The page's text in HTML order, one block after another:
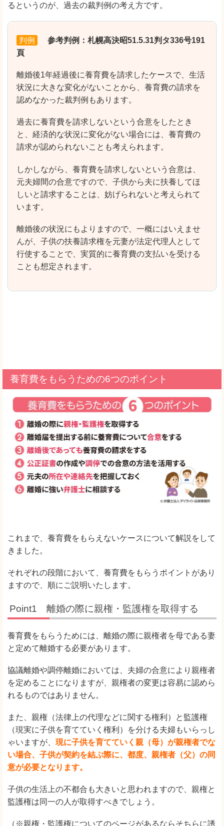
るというのが、過去の裁判例の考え方です。
判例
参考判例：札幌高決昭51.5.31判タ336号191
頁
離婚後1年経過後に養育費を請求したケースで、生活
状況に大きな変化がないことから、養育費の請求を
認めなかった裁判例もあります。
過去に養育費を請求しないという合意をしたとき
と、経済的な状況に変化がない場合には、養育費の
請求が認められないことも考えられます。
しかしながら、養育費を請求しないという合意は、
元夫婦間の合意ですので、子供から夫に扶養してほ
しいと請求することは、妨げられないと考えられて
います。
離婚後の状況にもよりますので、一概にはいえませ
んが、子供の扶養請求権を元妻が法定代理人として
行使することで、実質的に養育費の支払いを受ける
ことも想定されます。
養育費をもらうための6つのポイント
これまで、養育費をもらえないケースについて解説をして
きました。
それぞれの段階において、養育費をもらうポイントがあり
ますので、順にご説明いたします。
Point1 離婚の際に親権・監護権を取得する
養育費をもらうためには、離婚の際に親権者を母である妻
と定めて離婚する必要があります。
協議離婚や調停離婚においては、夫婦の合意により親権者
を定めることになりますが、親権者の変更は容易に認めら
れるものではありません。
また、親権（法律上の代理などに関する権利）と監護権
（現実に子供を育てていく権利）を分ける夫婦もいらっし
ゃいますが、 現に子供を育てていく親（母）が親権者でな
い場合、子供が契約を結ぶ際に、都度、親権者（父）の同
意が必要となります。
子供の生活上の不都合も大きいと思われますので、親権と
監護権は同一の人が取得すべきでしょう。
（※親権・監護権についてのページがあるならそちらに誘